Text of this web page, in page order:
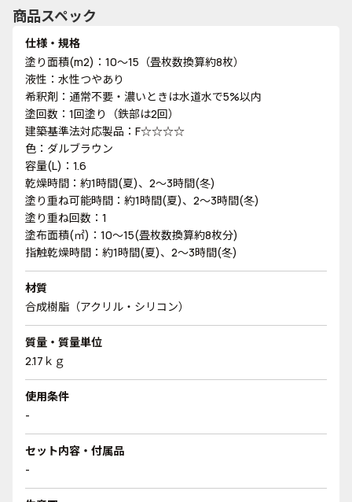
商品スペック
仕様・規格
塗り面積(m2)：10～15（畳枚数換算約8枚）
液性：水性つやあり
希釈剤：通常不要・濃いときは水道水で5%以内
塗回数：1回塗り（鉄部は2回）
建築基準法対応製品：F☆☆☆☆
色：ダルブラウン
容量(L)：1.6
乾燥時間：約1時間(夏)、2～3時間(冬)
塗り重ね可能時間：約1時間(夏)、2～3時間(冬)
塗り重ね回数：1
塗布面積(㎡)：10～15(畳枚数換算約8枚分)
指触乾燥時間：約1時間(夏)、2～3時間(冬)
材質
合成樹脂（アクリル・シリコン）
質量・質量単位
2.17ｋｇ
使用条件
-
セット内容・付属品
-